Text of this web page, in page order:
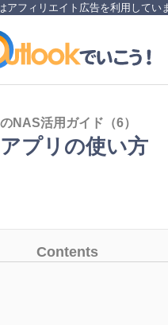
アフィリエイト広告を利用してい
NAS活用ガイド（6）
プリの使い方
Contents